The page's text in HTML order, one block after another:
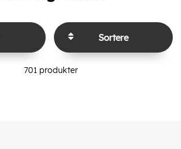
Sortere
701 produkter